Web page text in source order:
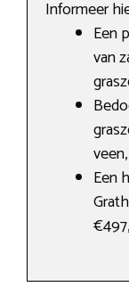
Informeer
Een
van
Een